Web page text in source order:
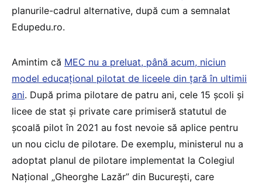
planurile-cadrul alternative, după cum a semnalat
Edupedu.ro.
Amintim că MEC nu a preluat, până acum, niciun
model educațional pilotat de liceele din țară în ultimii
ani. După prima pilotare de patru ani, cele 15 școli și
licee de stat și private care primiseră statutul de
școală pilot în 2021 au fost nevoie să aplice pentru
un nou ciclu de pilotare. De exemplu, ministerul nu a
adoptat planul de pilotare implementat la Colegiul
Național „Gheorghe Lazăr” din București, care